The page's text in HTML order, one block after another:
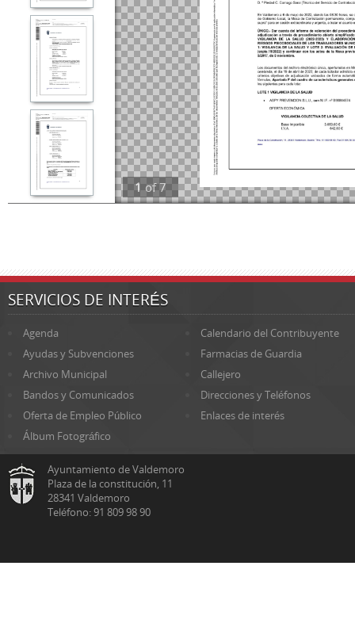
1 of7
SERVICIOS DE INTERÉS
Agenda
Calendario del Contribuyente
Ayudas y Subvenciones
Farmacias de Guardia
Archivo Municipal
Callejero
Bandos y Comunicados
Direcciones y Teléfonos
Oferta de Empleo Público
Enlaces de interés
Álbum Fotográfico
Ayuntamiento de Valdemoro
Plaza de la constitución, 11
28341 Valdemoro
Teléfono: 91 809 98 90